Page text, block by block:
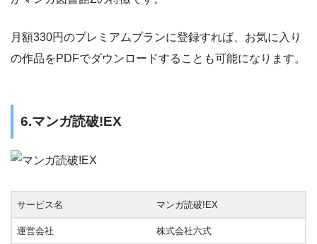
月額330円のプレミアムプランに登録すれば、お気に入り
の作品をPDFでダウンロードすることも可能になります。
6.マンガ読破!EX
サービス名 マンガ読破!EX
運営会社 株式会社六式